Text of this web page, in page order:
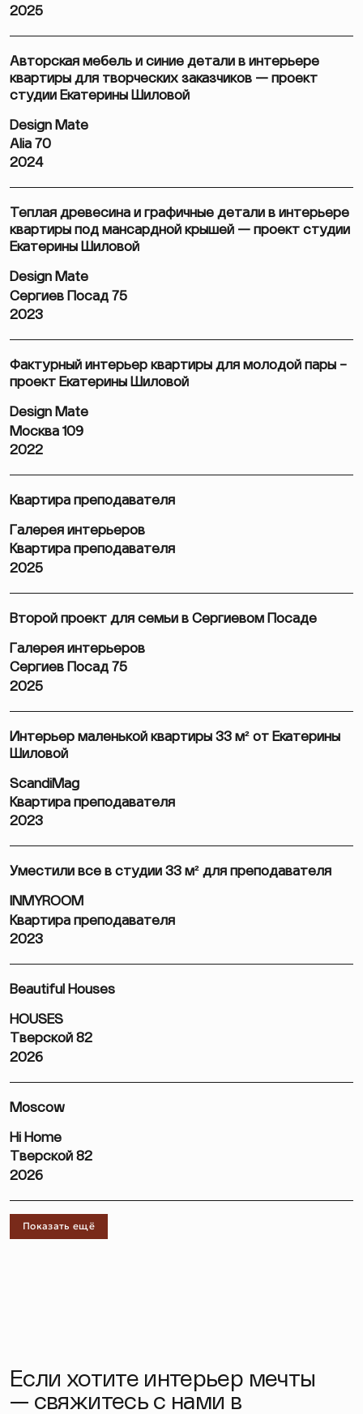
2025
Авторская мебель и синие детали в интерьере
квартиры для творческих заказчиков — проект
студии Екатерины Шиловой
Design Mate
Alia 70
2024
Теплая древесина и графичные детали в интерьере
квартиры под мансардной крышей — проект студии
Екатерины Шиловой
Design Mate
Сергиев Посад 75
2023
Фактурный интерьер квартиры для молодой пары –
проект Екатерины Шиловой
Design Mate
Москва 109
2022
Квартира преподавателя
Галерея интерьеров
Квартира преподавателя
2025
Второй проект для семьи в Сергиевом Посаде
Галерея интерьеров
Сергиев Посад 75
2025
Интерьер маленькой квартиры 33 м² от Екатерины
Шиловой
ScandiMag
Квартира преподавателя
2023
Уместили все в студии 33 м² для преподавателя
INMYROOM
Квартира преподавателя
2023
Beautiful Houses
HOUSES
Тверской 82
2026
Moscow
Hi Home
Тверской 82
2026
Показать ещё
Если хотите интерьер мечты
— свяжитесь с нами в